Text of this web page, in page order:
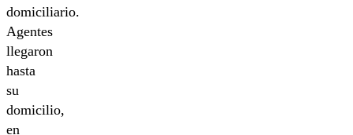
domiciliario.
Agentes
llegaron
hasta
su
domicilio,
en